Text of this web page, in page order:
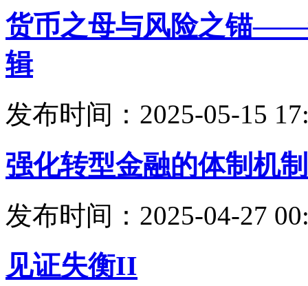
货币之母与风险之锚——
辑
发布时间：2025-05-15
强化转型金融的体制机
发布时间：2025-04-27
见证失衡II